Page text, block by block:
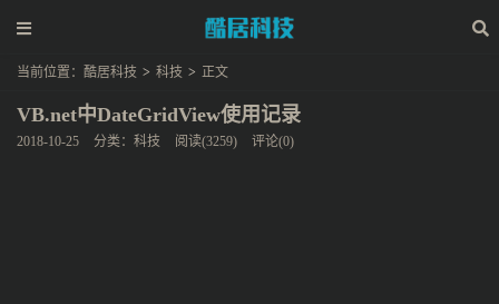
当前位置： 酷居科技 > 科技 > 正文
VB.net中DateGridView使用记录
2018-10-25 分类： 科技 阅读(3259) 评论(0)